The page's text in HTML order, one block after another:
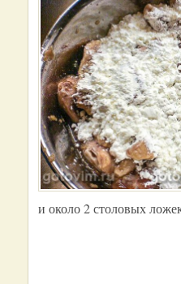
и около 2 столовых